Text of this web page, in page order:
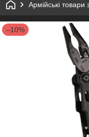
Армійські
–10%